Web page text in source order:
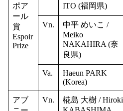
ポア
ール
賞
Espoir
Prize
ITO (福岡県)
Vn.
中平 めいこ /
Meiko
NAKAHIRA (奈
良県)
Va.
Haeun PARK
(Korea)
アブ
Vn.
椛島 大樹 / Hiroki